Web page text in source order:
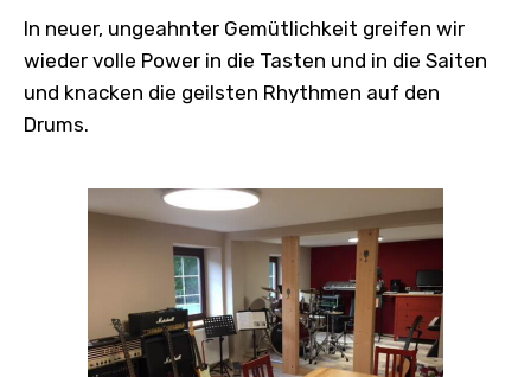
In neuer, ungeahnter Gemütlichkeit greifen wir
wieder volle Power in die Tasten und in die Saiten
und knacken die geilsten Rhythmen auf den
Drums.